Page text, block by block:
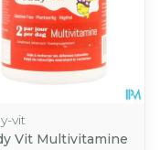
vit
Vit Multivitamine